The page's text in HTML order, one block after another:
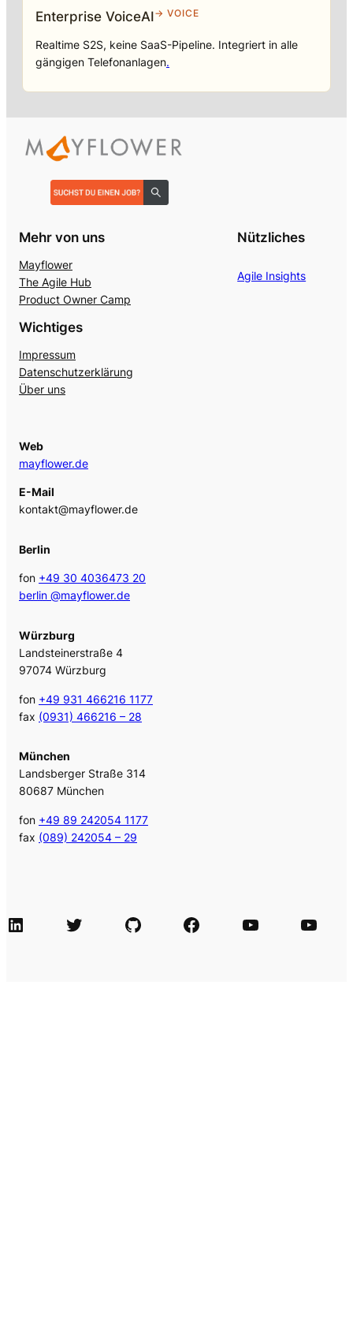
Enterprise VoiceAI→ VOICE
Realtime S2S, keine SaaS-Pipeline. Integriert in alle
gängigen Telefonanlagen.
Mehr von uns
Mayflower
The Agile Hub
Product Owner Camp
Nützliches
Agile Insights
Wichtiges
Impressum
Datenschutzerklärung
Über uns
Web
mayflower.de
E-Mail
kontakt@mayflower.de
Berlin
fon +49 30 4036473 20
berlin @mayflower.de
Würzburg
Landsteinerstraße 4
97074 Würzburg
fon +49 931 466216 1177
fax (0931) 466216 – 28
München
Landsberger Straße 314
80687 München
fon +49 89 242054 1177
fax (089) 242054 – 29
LinkedIn Twitter GitHub Facebook Agile Videos Tech-Videos